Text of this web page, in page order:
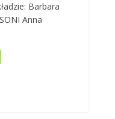
Barbara
Anna